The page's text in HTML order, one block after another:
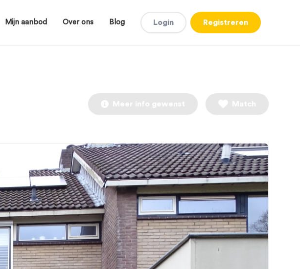
Mijn aanbod Over ons Blog Login Registreren
Meer info gewenst Match